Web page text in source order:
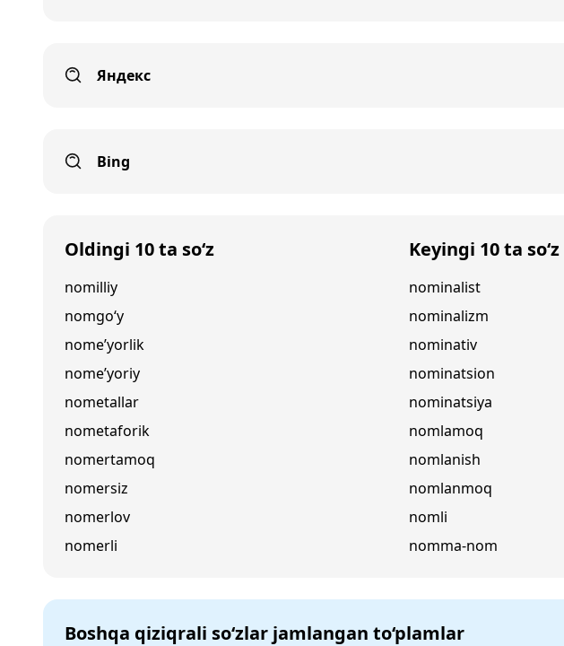
Яндекс
Bing
Oldingi 10 ta so‘z
nomilliy
nomgo‘y
nome’yorlik
nome’yoriy
nometallar
nometaforik
nomertamoq
nomersiz
nomerlov
nomerli
Keyingi 10 ta so‘z
nominalist
nominalizm
nominativ
nominatsion
nominatsiya
nomlamoq
nomlanish
nomlanmoq
nomli
nomma-nom
Boshqa qiziqrali so‘zlar jamlangan to‘plamlar